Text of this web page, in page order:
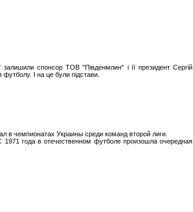
залишили спонсор ТОВ "Південмлин" і її президент Сергій
І на це були підстави.
в чемпионатах Украины среди команд второй лиги.
года в отечественном футболе произошла очередная